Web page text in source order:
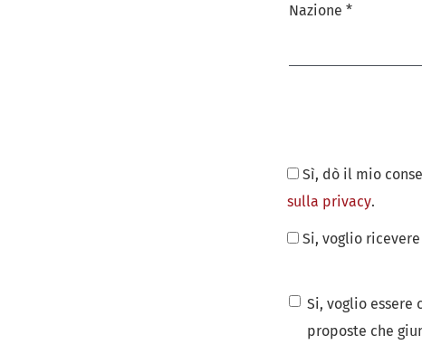
Nazione *
Sì, dò il mio
sulla privacy.
Si, voglio
Si, voglio
proposte che